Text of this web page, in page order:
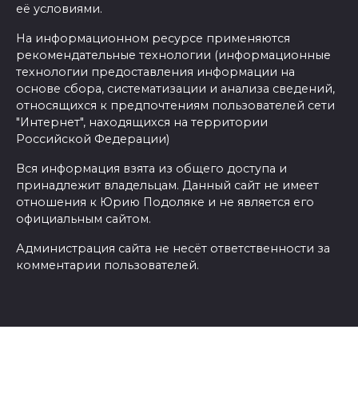
её условиями.
На информационном ресурсе применяются
рекомендательные технологии (информационные
технологии предоставления информации на
основе сбора, систематизации и анализа сведений,
относящихся к предпочтениям пользователей сети
"Интернет", находящихся на территории
Российской Федерации)
Вся информация взята из общего доступа и
принадлежит владельцам. Данный сайт не имеет
отношения к Юрию Подоляке и не является его
официальным сайтом.
Администрация сайта не несёт ответственности за
комментарии пользователей.